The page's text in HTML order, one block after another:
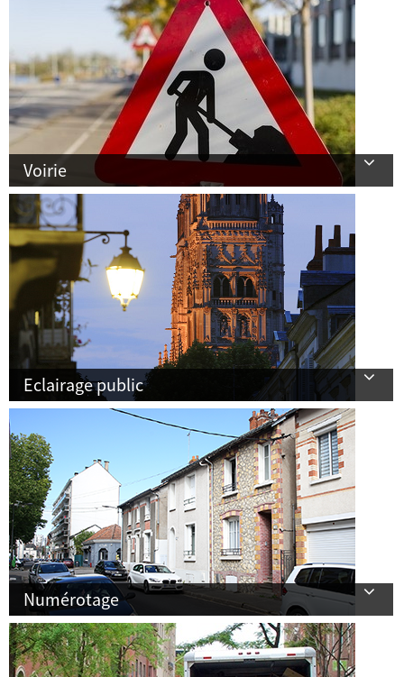
Voirie
Eclairage public
Numérotage